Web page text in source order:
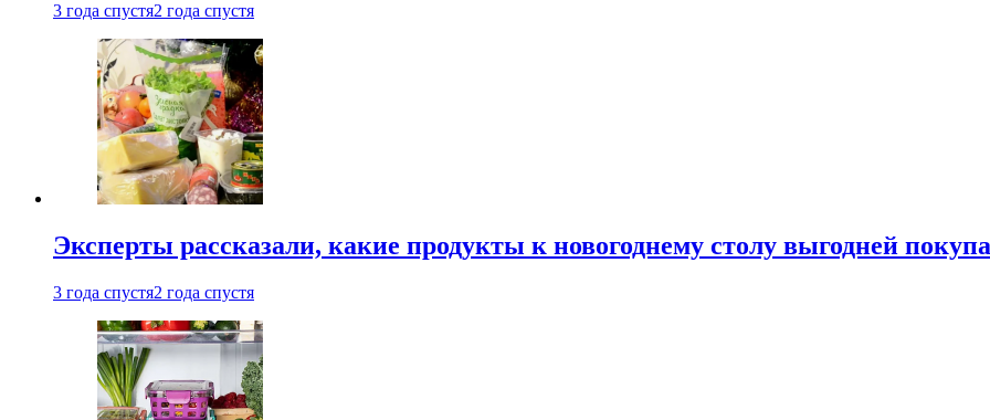
3 года спустя2 года спустя
Эксперты рассказали, какие продукты к новогоднему столу выгодней
3 года спустя2 года спустя